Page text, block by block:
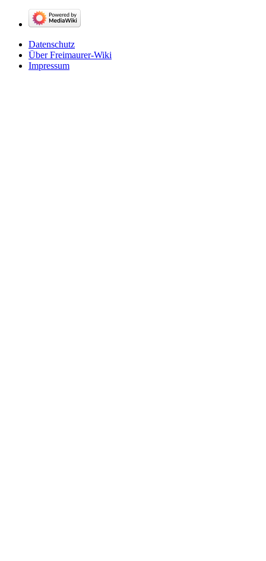
Datenschutz
Über Freimaurer-Wiki
Impressum